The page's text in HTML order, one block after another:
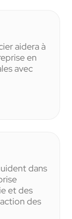
aidera à
en
avec
dans
et des
des